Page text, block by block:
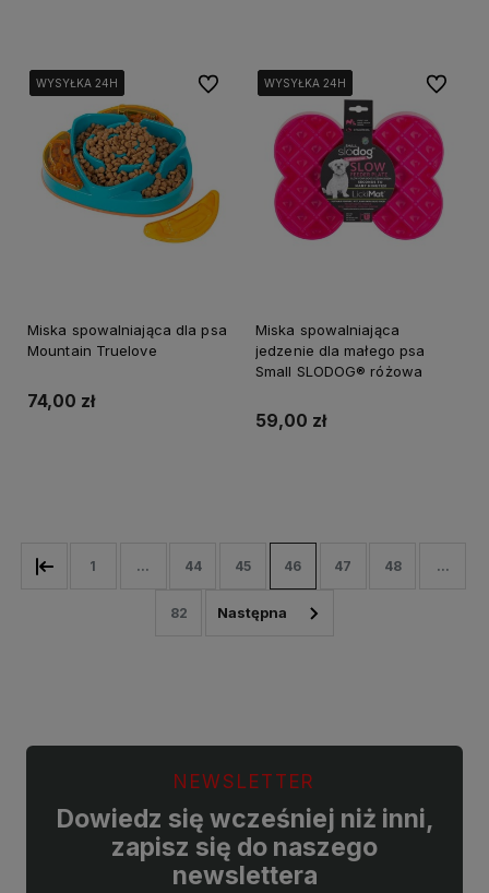
WYSYŁKA 24H
WYSYŁKA 24H
WYSYŁKA 24H
WYSYŁKA 24H
Miska spowalniająca dla psa
Mountain Truelove
74,00 zł
Do ulubionychWYSYŁKA 24H
WYSYŁKA 24H
WYSYŁKA 24H
WYSYŁKA 24H
Miska spowalniająca
jedzenie dla małego psa
Small SLODOG® różowa
59,00 zł
Do
1 ... 44 45 46 47 48 ...
82
NEWSLETTER
Dowiedz się wcześniej niż inni,
zapisz się do naszego
newslettera